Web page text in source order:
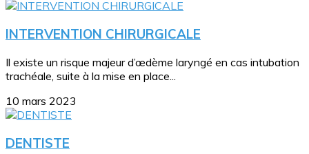
INTERVENTION CHIRURGICALE
Il existe un risque majeur d’œdème laryngé en cas intubation
trachéale, suite à la mise en place...
10 mars 2023
DENTISTE